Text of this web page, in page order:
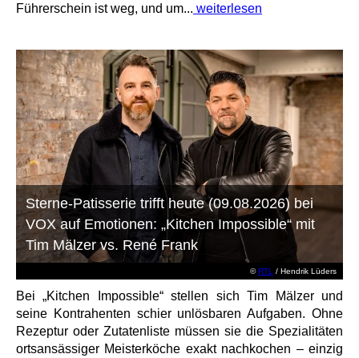
Führerschein ist weg, und um... weiterlesen
©RTL / Hendrik Lüders
Sterne-Patisserie trifft heute (09.08.2026) bei
VOX auf Emotionen: „Kitchen Impossible“ mit
Tim Mälzer vs. René Frank
Bei „Kitchen Impossible“ stellen sich Tim Mälzer und
seine Kontrahenten schier unlösbaren Aufgaben. Ohne
Rezeptur oder Zutatenliste müssen sie die Spezialitäten
ortsansässiger Meisterköche exakt nachkochen – einzig